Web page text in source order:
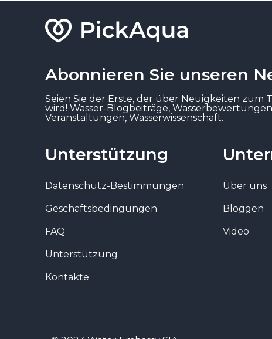
Abonnieren Sie unseren
Seien Sie der Erste, der über Neuigkeiten zum
wird! Wasser-Blogbeiträge,
Veranstaltungen, Wasserwissenschaft.
Unterstützung
Datenschutz-Bestimmungen
Geschäftsbedingungen
FAQ
Unterstützung
Kontakte
Über uns
Bloggen
Video